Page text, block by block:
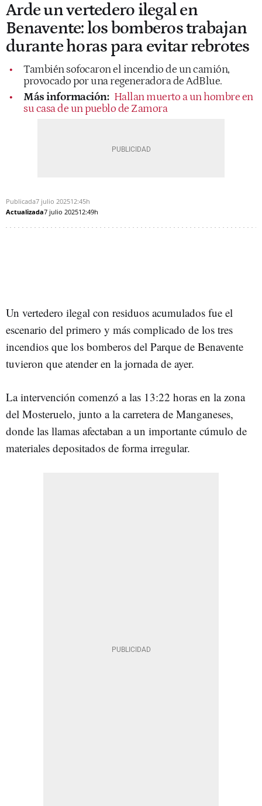
Arde un vertedero ilegal en
Benavente: los bomberos trabajan
durante horas para evitar rebrotes
También sofocaron el incendio de un camión,
provocado por una regeneradora de AdBlue.
Más información: Hallan muerto a un hombre en
su casa de un pueblo de Zamora
Publicada7 julio 202512:45h
Actualizada7 julio 202512:49h
Un vertedero ilegal con residuos acumulados fue el
escenario del primero y más complicado de los tres
incendios que los bomberos del Parque de Benavente
tuvieron que atender en la jornada de ayer.
La intervención comenzó a las 13:22 horas en la zona
del Mosteruelo, junto a la carretera de Manganeses,
donde las llamas afectaban a un importante cúmulo de
materiales depositados de forma irregular.